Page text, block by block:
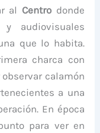
al Centro donde
audiovisuales
que lo habita.
charca con
calamón
a una
En época
para ver en